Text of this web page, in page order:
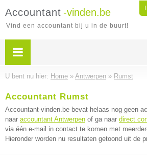
Accountant -vinden.be
Vind een accountant bij u in de buurt!
U bent nu hier: Home » Antwerpen » Rumst
Accountant Rumst
Accountant-vinden.be bevat helaas nog geen
naar accountant Antwerpen of ga naar direct
via één e-mail in contact te komen met
Hieronder worden nu resultaten getoond uit de